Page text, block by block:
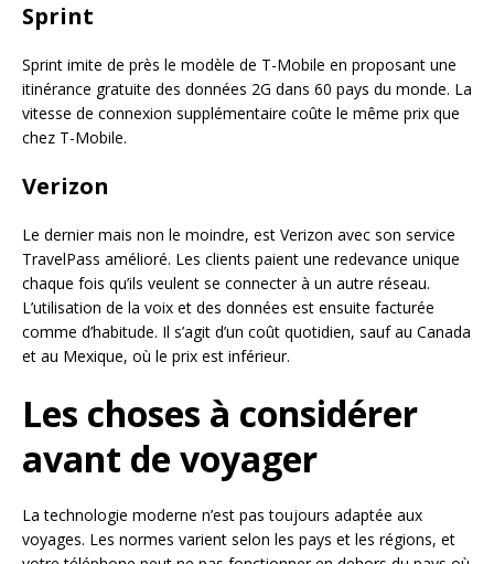
Sprint
Sprint imite de près le modèle de T-Mobile en proposant une
itinérance gratuite des données 2G dans 60 pays du monde. La
vitesse de connexion supplémentaire coûte le même prix que
chez T-Mobile.
Verizon
Le dernier mais non le moindre, est Verizon avec son service
TravelPass amélioré. Les clients paient une redevance unique
chaque fois qu’ils veulent se connecter à un autre réseau.
L’utilisation de la voix et des données est ensuite facturée
comme d’habitude. Il s’agit d’un coût quotidien, sauf au Canada
et au Mexique, où le prix est inférieur.
Les choses à considérer
avant de voyager
La technologie moderne n’est pas toujours adaptée aux
voyages. Les normes varient selon les pays et les régions, et